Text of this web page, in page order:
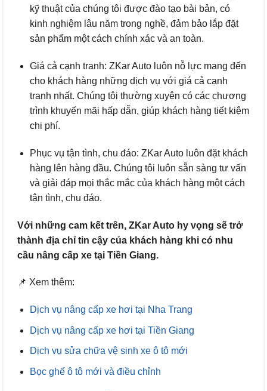
kỹ thuật của chúng tôi được đào tạo bài bản, có
kinh nghiệm lâu năm trong nghề, đảm bảo lắp đặt
sản phẩm một cách chính xác và an toàn.
Giá cả cạnh tranh: ZKar Auto luôn nỗ lực mang đến
cho khách hàng những dịch vụ với giá cả cạnh
tranh nhất. Chúng tôi thường xuyên có các chương
trình khuyến mãi hấp dẫn, giúp khách hàng tiết kiệm
chi phí.
Phục vụ tận tình, chu đáo: ZKar Auto luôn đặt khách
hàng lên hàng đầu. Chúng tôi luôn sẵn sàng tư vấn
và giải đáp mọi thắc mắc của khách hàng một cách
tận tình, chu đáo.
Với những cam kết trên, ZKar Auto hy vọng sẽ trở
thành địa chỉ tin cậy của khách hàng khi có nhu
cầu nâng cấp xe tại Tiền Giang.
📌 Xem thêm:
Dịch vụ nâng cấp xe hơi tại Nha Trang
Dịch vụ nâng cấp xe hơi tại Tiền Giang
Dịch vụ sửa chữa vệ sinh xe ô tô mới
Bọc ghế ô tô mới và điều chỉnh